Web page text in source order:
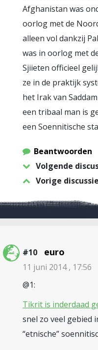
Afghanistan was
oorlog met de
alleen vol dankzij
was in oorlog met
Sjiieten officieel
ze in de praktijk
het Irak van
een tribaal man is
een Soennitische
Beantwoorden
Volgende
Vorige discussie
#10 euro
11 juni 2014 , 17:56
@1:
Tikrit is inderdaad
snel zo veel gebied
“etnische”